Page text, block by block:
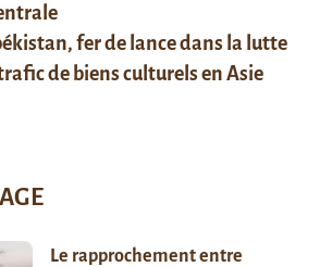
fer de lance dans la lutte
de biens culturels en Asie
Le rapprochement entre